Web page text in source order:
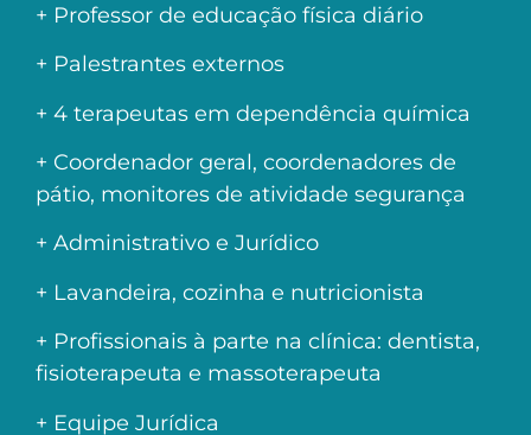
+ Professor de educação física diário
+ Palestrantes externos
+ 4 terapeutas em dependência química
+ Coordenador geral, coordenadores de
pátio, monitores de atividade segurança
+ Administrativo e Jurídico
+ Lavandeira, cozinha e nutricionista
+ Profissionais à parte na clínica: dentista,
fisioterapeuta e massoterapeuta
+ Equipe Jurídica